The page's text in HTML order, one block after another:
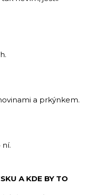
a prkýnkem.
A KDE BY TO